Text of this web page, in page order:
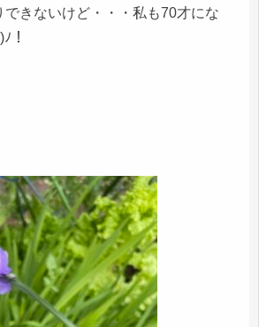
できないけど・・・私も70才にな
！